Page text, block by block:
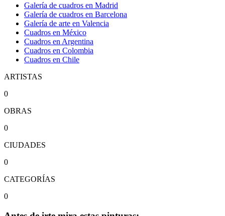
Galería de cuadros en Madrid
Galería de cuadros en Barcelona
Galería de arte en Valencia
Cuadros en México
Cuadros en Argentina
Cuadros en Colombia
Cuadros en Chile
ARTISTAS
0
OBRAS
0
CIUDADES
0
CATEGORÍAS
0